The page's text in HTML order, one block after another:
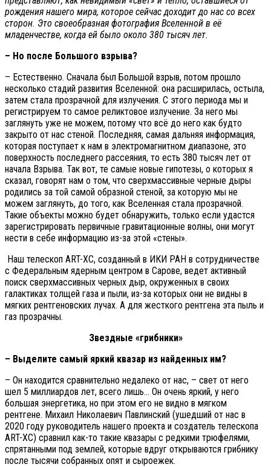
рождения нашего мира, которое сейчас доходит до нас со всех
сторон. Это своеобразная фотография Вселенной в её
младенчестве, когда ей было около 380 тысяч лет.
– Но после Большого взрыва?
– Естественно. Сначала был Большой взрыв, потом прошло
несколько стадий развития Вселенной: она расширилась, остыла,
затем стала прозрачной для излучения. С этого периода мы и
регистрируем то самое реликтовое излучение. За него мы
заглянуть уже не можем, потому что всё до него как будто
закрыто от нас стеной. Последняя, самая дальняя информация,
которая поступает к нам в электромагнитном диапазоне, это
поверхность последнего рассеяния, то есть 380 тысяч лет от
начала Взрыва. Так вот, те самые новые гипотезы, о которых я
сказал, говорят нам о том, что сверхмассивные черные дыры
родились за той самой образной стеной, за которую мы не
можем заглянуть, до того, как Вселенная стала прозрачной.
Такие объекты можно будет обнаружить, только если удастся
зарегистрировать первичные гравитационные волны, они могут
нести в себе информацию из-за этой «стены».
Наш телескоп ART-XC, созданный в ИКИ РАН в сотрудничестве
с Федеральным ядерным центром в Сарове, ведет активный
поиск сверхмассивных черных дыр, окруженных в своих
галактиках толщей газа и пыли, из-за которых они не видны в
мягких рентгеновских лучах. А для жесткого рентгена эта пыль и
газ прозрачны.
Звездные «грибники»
– Выделите самый яркий квазар из найденных им?
– Он находится сравнительно недалеко от нас, – свет от него
шел 5 миллиардов лет, всего лишь… Он очень яркий, у него
большая энергетика, но при этом его не видно в мягком
рентгене. Михаил Николаевич Павлинский (ушедший от нас в
2020 году руководитель нашего проекта и создатель телескопа
ART-XC) сравнил как-то такие квазары с редкими трюфелями,
спрятанными под землей, которые вдруг открываются грибнику
после тысячи собранных опят и сыроежек.